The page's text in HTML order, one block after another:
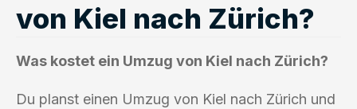
von Kiel nach Zürich?
Was kostet ein Umzug von Kiel nach Zürich?
Du planst einen Umzug von Kiel nach Zürich und